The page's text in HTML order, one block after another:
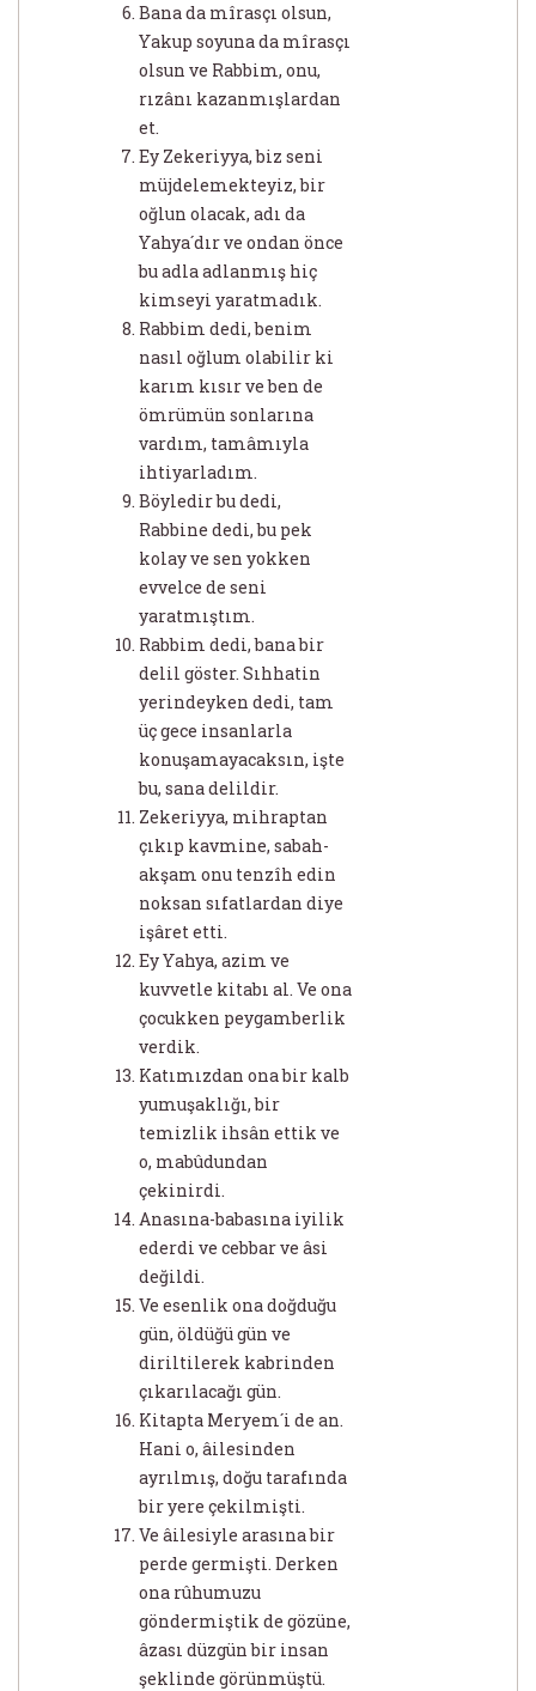
Bana da mîrasçı olsun,
Yakup soyuna da mîrasçı
olsun ve Rabbim, onu,
rızânı kazanmışlardan
et.
Ey Zekeriyya, biz seni
müjdelemekteyiz, bir
oğlun olacak, adı da
Yahya´dır ve ondan önce
bu adla adlanmış hiç
kimseyi yaratmadık.
Rabbim dedi, benim
nasıl oğlum olabilir ki
karım kısır ve ben de
ömrümün sonlarına
vardım, tamâmıyla
ihtiyarladım.
Böyledir bu dedi,
Rabbine dedi, bu pek
kolay ve sen yokken
evvelce de seni
yaratmıştım.
Rabbim dedi, bana bir
delil göster. Sıhhatin
yerindeyken dedi, tam
üç gece insanlarla
konuşamayacaksın, işte
bu, sana delildir.
Zekeriyya, mihraptan
çıkıp kavmine, sabah-
akşam onu tenzîh edin
noksan sıfatlardan diye
işâret etti.
Ey Yahya, azim ve
kuvvetle kitabı al. Ve ona
çocukken peygamberlik
verdik.
Katımızdan ona bir kalb
yumuşaklığı, bir
temizlik ihsân ettik ve
o, mabûdundan
çekinirdi.
Anasına-babasına iyilik
ederdi ve cebbar ve âsi
değildi.
Ve esenlik ona doğduğu
gün, öldüğü gün ve
diriltilerek kabrinden
çıkarılacağı gün.
Kitapta Meryem´i de an.
Hani o, âilesinden
ayrılmış, doğu tarafında
bir yere çekilmişti.
Ve âilesiyle arasına bir
perde germişti. Derken
ona rûhumuzu
göndermiştik de gözüne,
âzası düzgün bir insan
şeklinde görünmüştü.